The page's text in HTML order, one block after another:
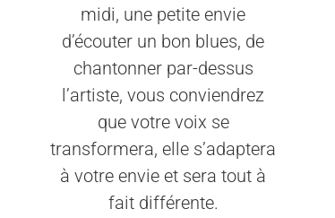
midi, une petite envie
d’écouter un bon blues, de
chantonner par-dessus
l’artiste, vous conviendrez
que votre voix se
transformera, elle s’adaptera
à votre envie et sera tout à
fait différente.